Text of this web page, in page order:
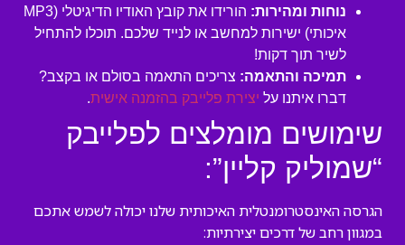
נוחות ומהירות:
הורידו את קובץ האודיו הדיגיטלי (MP3
איכותי) ישירות למחשב או לנייד שלכם. תוכלו להתחיל
לשיר תוך דקות!
תמיכה והתאמה: צריכים התאמה בסולם או בקצב?
דברו איתנו על יצירת פלייבק בהזמנה אישית.
שימושים מומלצים לפלייבק
“שמוליק קליין”:
הגרסה האינסטרומנטלית האיכותית שלנו יכולה לשמש אתכם
במגוון רחב של דרכים יצירתיות: